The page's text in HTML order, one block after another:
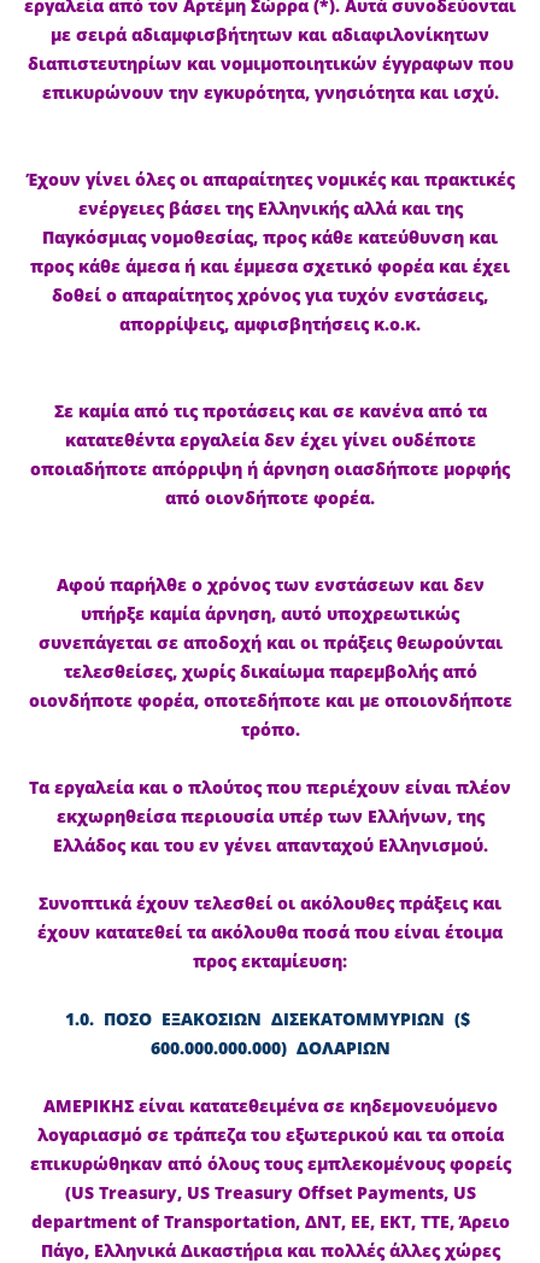
εργαλεία από τον Αρτέμη Σώρρα (*). Αυτά συνοδεύονται
με σειρά αδιαμφισβήτητων και αδιαφιλονίκητων
διαπιστευτηρίων και νομιμοποιητικών έγγραφων που
επικυρώνουν την εγκυρότητα, γνησιότητα και ισχύ.
Έχουν γίνει όλες οι απαραίτητες νομικές και πρακτικές
ενέργειες βάσει της Ελληνικής αλλά και της
Παγκόσμιας νομοθεσίας, προς κάθε κατεύθυνση και
προς κάθε άμεσα ή και έμμεσα σχετικό φορέα και έχει
δοθεί ο απαραίτητος χρόνος για τυχόν ενστάσεις,
απορρίψεις, αμφισβητήσεις κ.ο.κ.
Σε καμία από τις προτάσεις και σε κανένα από τα
κατατεθέντα εργαλεία δεν έχει γίνει ουδέποτε
οποιαδήποτε απόρριψη ή άρνηση οιασδήποτε μορφής
από οιονδήποτε φορέα.
Αφού παρήλθε ο χρόνος των ενστάσεων και δεν
υπήρξε καμία άρνηση, αυτό υποχρεωτικώς
συνεπάγεται σε αποδοχή και οι πράξεις θεωρούνται
τελεσθείσες, χωρίς δικαίωμα παρεμβολής από
οιονδήποτε φορέα, οποτεδήποτε και με οποιονδήποτε
τρόπο.
Τα εργαλεία και ο πλούτος που περιέχουν είναι πλέον
εκχωρηθείσα περιουσία υπέρ των Ελλήνων, της
Ελλάδος και του εν γένει απανταχού Ελληνισμού.
Συνοπτικά έχουν τελεσθεί οι ακόλουθες πράξεις και
έχουν κατατεθεί τα ακόλουθα ποσά που είναι έτοιμα
προς εκταμίευση:
1.0. ΠΟΣΟ ΕΞΑΚΟΣΙΩΝ ΔΙΣΕΚΑΤΟΜΜΥΡΙΩΝ ($
600.000.000.000) ΔΟΛΑΡΙΩΝ
ΑΜΕΡΙΚΗΣ είναι κατατεθειμένα σε κηδεμονευόμενο
λογαριασμό σε τράπεζα του εξωτερικού και τα οποία
επικυρώθηκαν από όλους τους εμπλεκομένους φορείς
(US Treasury, US Treasury Offset Payments, US
department of Transportation, ΔΝΤ, ΕΕ, ΕΚΤ, ΤΤΕ, Άρειο
Πάγο, Ελληνικά Δικαστήρια και πολλές άλλες χώρες